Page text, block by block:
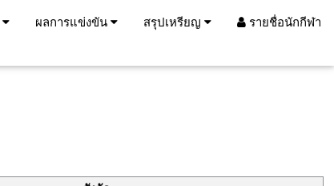
ผลการแข่งขัน สรุปเหรียญ รายชื่อนักกีฬา